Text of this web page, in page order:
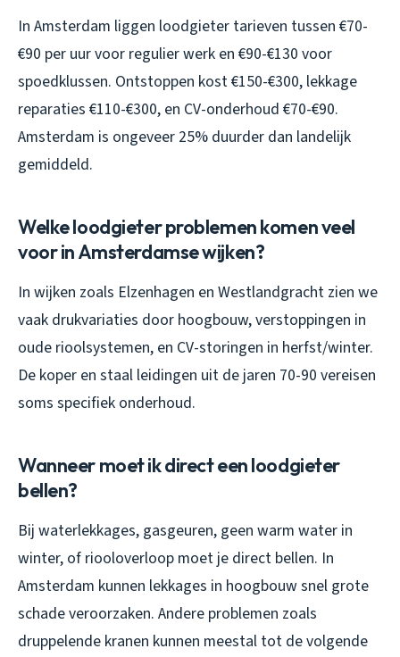
In Amsterdam liggen loodgieter tarieven tussen €70-
€90 per uur voor regulier werk en €90-€130 voor
spoedklussen. Ontstoppen kost €150-€300, lekkage
reparaties €110-€300, en CV-onderhoud €70-€90.
Amsterdam is ongeveer 25% duurder dan landelijk
gemiddeld.
Welke loodgieter problemen komen veel
voor in Amsterdamse wijken?
In wijken zoals Elzenhagen en Westlandgracht zien we
vaak drukvariaties door hoogbouw, verstoppingen in
oude rioolsystemen, en CV-storingen in herfst/winter.
De koper en staal leidingen uit de jaren 70-90 vereisen
soms specifiek onderhoud.
Wanneer moet ik direct een loodgieter
bellen?
Bij waterlekkages, gasgeuren, geen warm water in
winter, of riooloverloop moet je direct bellen. In
Amsterdam kunnen lekkages in hoogbouw snel grote
schade veroorzaken. Andere problemen zoals
druppelende kranen kunnen meestal tot de volgende